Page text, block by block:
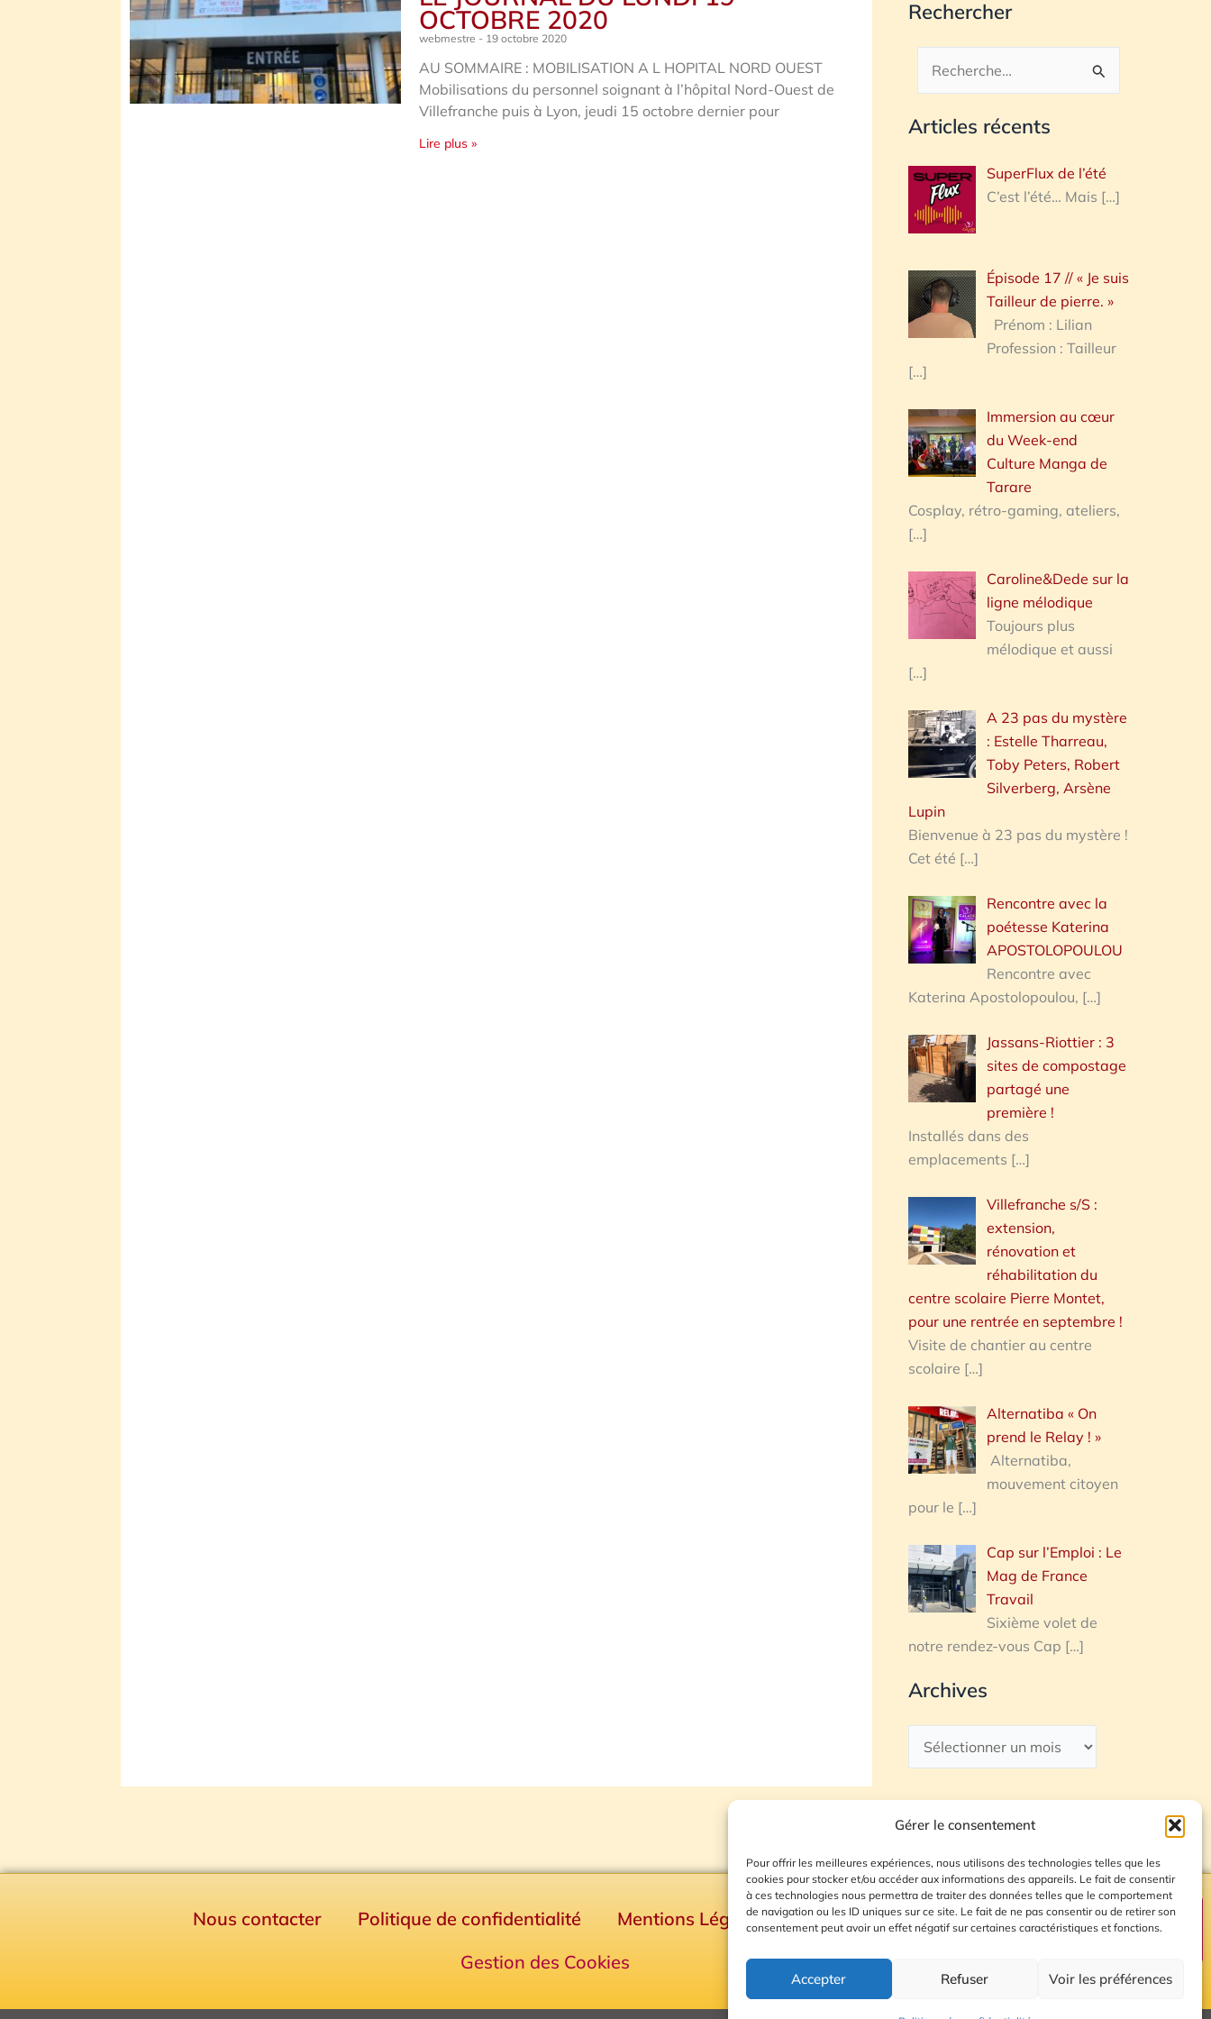
Gérer le consentement
Pour offrir les meilleures expériences, nous utilisons des technologies telles que les
cookies pour stocker et/ou accéder aux informations des appareils. Le fait de consentir
à ces technologies nous permettra de traiter des données telles que le comportement
de navigation ou les ID uniques sur ce site. Le fait de ne pas consentir ou de retirer son
consentement peut avoir un effet négatif sur certaines caractéristiques et fonctions.
Accepter Refuser Voir les préférences
OCTOBRE 2020
webmestre 19 octobre 2020
AU SOMMAIRE : MOBILISATION A L HOPITAL NORD OUEST
Mobilisations du personnel soignant à l’hôpital Nord-Ouest de
Villefranche puis à Lyon, jeudi 15 octobre dernier pour
Lire plus »
Rechercher
Rechercher :
Articles récents
SuperFlux de l’été
C’est l’été… Mais […]
Épisode 17 // « Je suis
Tailleur de pierre. »
Prénom : Lilian
Profession : Tailleur
[…]
Immersion au cœur
du Week-end
Culture Manga de
Tarare
Cosplay, rétro-gaming, ateliers,
[…]
Caroline&Dede sur la
ligne mélodique
Toujours plus
mélodique et aussi
[…]
A 23 pas du mystère
: Estelle Tharreau,
Toby Peters, Robert
Silverberg, Arsène
Lupin
Bienvenue à 23 pas du mystère !
Cet été […]
Rencontre avec la
poétesse Katerina
APOSTOLOPOULOU
Rencontre avec
Katerina Apostolopoulou, […]
Jassans-Riottier : 3
sites de compostage
partagé une
première !
Installés dans des
emplacements […]
Villefranche s/S :
extension,
rénovation et
réhabilitation du
centre scolaire Pierre Montet,
pour une rentrée en septembre !
Visite de chantier au centre
scolaire […]
Alternatiba « On
prend le Relay ! »
Alternatiba,
mouvement citoyen
pour le […]
Cap sur l’Emploi : Le
Mag de France
Travail
Sixième volet de
notre rendez-vous Cap […]
Archives
Nous contacter Politique de confidentialité Mentions Légales
Plan du site
Gestion des Cookies